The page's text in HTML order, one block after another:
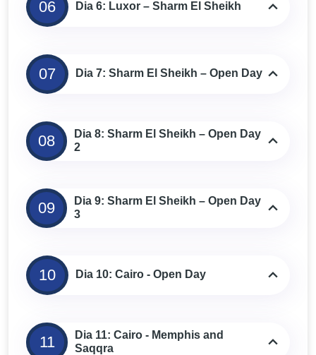
06 Dia 6: Luxor – Sharm El Sheikh
07 Dia 7: Sharm El Sheikh – Open Day
08
Dia 8: Sharm El Sheikh – Open Day
2
09
Dia 9: Sharm El Sheikh – Open Day
3
10 Dia 10: Cairo - Open Day
11
Dia 11: Cairo - Memphis and
Saqqra